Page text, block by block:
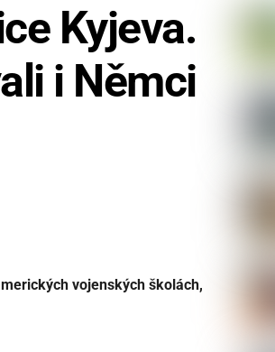
Kyjeva.
i Němci
vojenských školách,